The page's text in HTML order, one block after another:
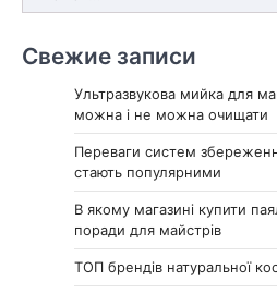
Свежие записи
Ультразвукова мийка для
можна і не можна очищати
Переваги систем
стають популярними
В якому магазині купити
поради для майстрів
ТОП брендів натуральної